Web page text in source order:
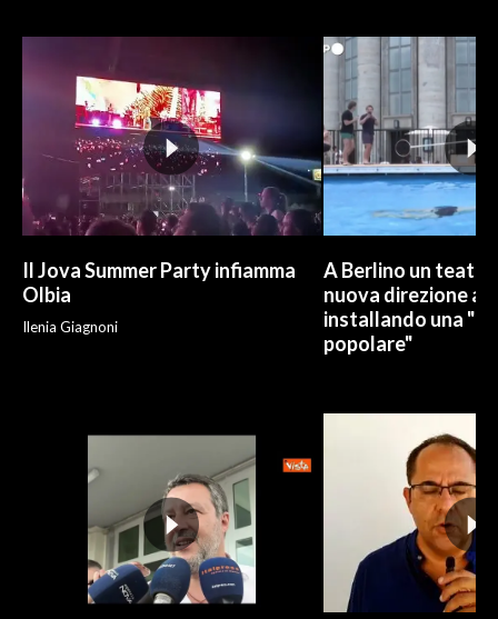
ABBONATI
ANNUNCI
NECROLOGI
PUBBLICITÀ
SPIAGGE
Il Jova Summer Party infiamma
Olbia
Ilenia Giagnoni
A Berlino un
nuova direzione
installando una
popolare"